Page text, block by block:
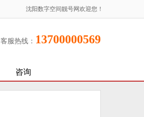
沈阳数字空间靓号网欢迎您！
客服热线： 13700000569
咨询